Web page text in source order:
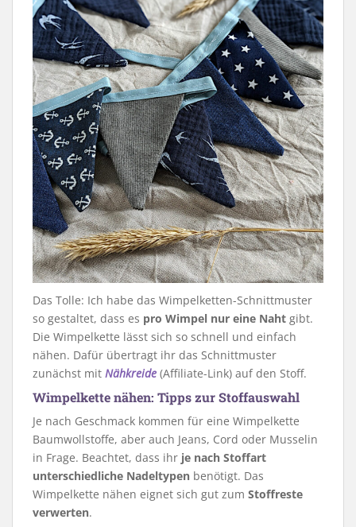
Das Tolle: Ich habe das Wimpelketten-Schnittmuster
so gestaltet, dass es pro Wimpel nur eine Naht gibt.
Die Wimpelkette lässt sich so schnell und einfach
nähen. Dafür übertragt ihr das Schnittmuster
zunächst mit Nähkreide (Affiliate-Link) auf den Stoff.
Wimpelkette nähen: Tipps zur Stoffauswahl
Je nach Geschmack kommen für eine Wimpelkette
Baumwollstoffe, aber auch Jeans, Cord oder Musselin
in Frage. Beachtet, dass ihr je nach Stoffart
unterschiedliche Nadeltypen benötigt. Das
Wimpelkette nähen eignet sich gut zum Stoffreste
verwerten.